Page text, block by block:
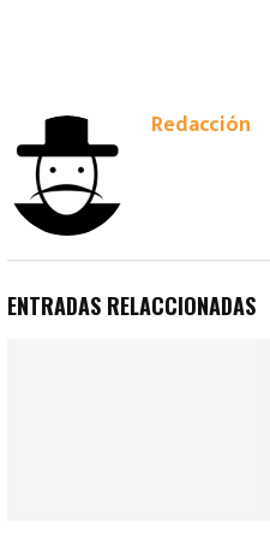
Redacción
ENTRADAS RELACCIONADAS